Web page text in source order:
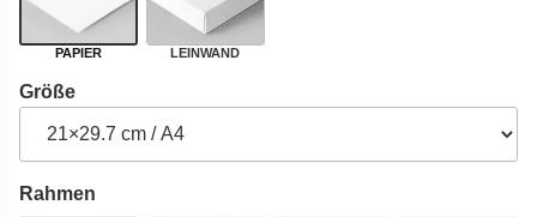
PAPIER LEINWAND
Größe
Rahmen